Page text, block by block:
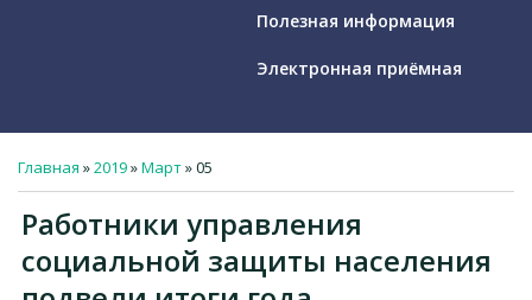
Полезная информация
Электронная приёмная
Главная »2019»Март»05
Работники управления
социальной защиты населения